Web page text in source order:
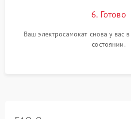
6. Готово
Ваш электросамокат снова у вас
состоянии.